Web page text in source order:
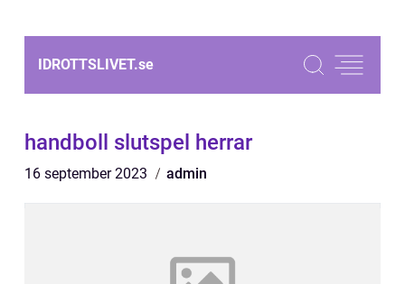
IDROTTSLIVET.se
handboll slutspel herrar
16 september 2023 admin